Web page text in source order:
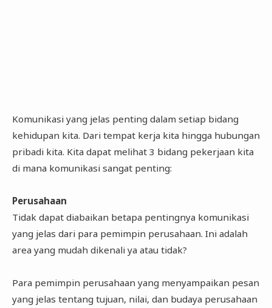
Komunikasi yang jelas penting dalam setiap bidang
kehidupan kita. Dari tempat kerja kita hingga hubungan
pribadi kita. Kita dapat melihat 3 bidang pekerjaan kita
di mana komunikasi sangat penting:
Perusahaan
Tidak dapat diabaikan betapa pentingnya komunikasi
yang jelas dari para pemimpin perusahaan. Ini adalah
area yang mudah dikenali ya atau tidak?
Para pemimpin perusahaan yang menyampaikan pesan
yang jelas tentang tujuan, nilai, dan budaya perusahaan